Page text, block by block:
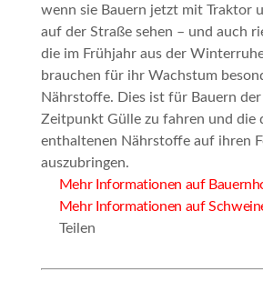
wenn sie Bauern jetzt mit Traktor
auf der Straße sehen – und auch
die im Frühjahr aus der
brauchen für ihr Wachstum
Nährstoffe. Dies ist für Bauern
Zeitpunkt Gülle zu fahren und die
enthaltenen Nährstoffe auf ihren
auszubringen.
Mehr Informationen auf
Mehr Informationen auf
Teilen